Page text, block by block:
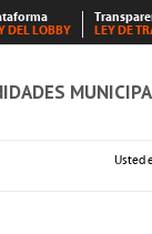
DEL LOBBY
LEY DE
Usted